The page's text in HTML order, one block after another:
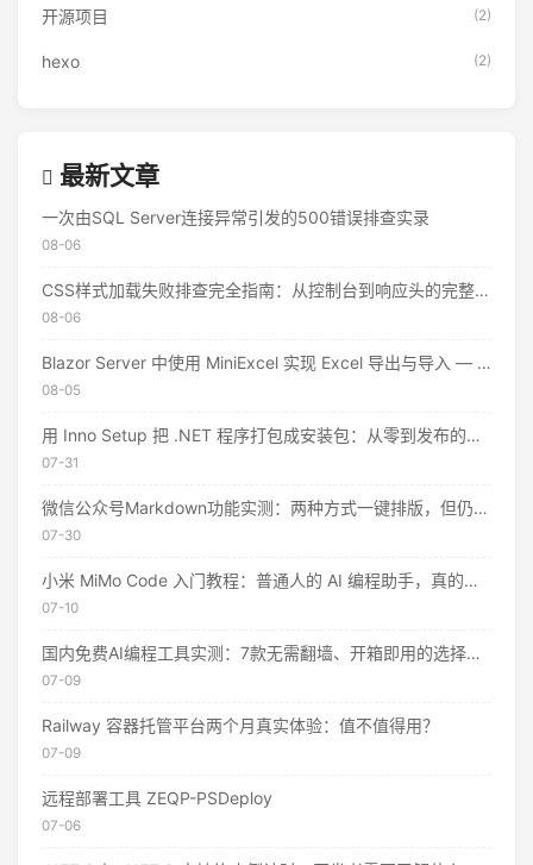
开源项目 (2)
hexo (2)
最新文章
一次由SQL Server连接异常引发的500错误排查实录
08-06
CSS样式加载失败排查完全指南：从控制台到响应头的完整思路
08-06
Blazor Server 中使用 MiniExcel 实现 Excel 导出与导入 — 实战教程
08-05
用 Inno Setup 把 .NET 程序打包成安装包：从零到发布的完整指南
07-31
微信公众号Markdown功能实测：两种方式一键排版，但仍有这些限制
07-30
小米 MiMo Code 入门教程：普通人的 AI 编程助手，真的不用花钱
07-10
国内免费AI编程工具实测：7款无需翻墙、开箱即用的选择（附2026年7月最新额度）
07-09
Railway 容器托管平台两个月真实体验：值不值得用？
07-09
远程部署工具 ZEQP-PSDeploy
07-06